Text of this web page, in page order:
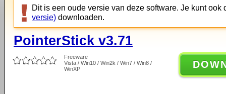
Dit is een oude versie van deze software. Je kunt ook
versie) downloaden.
PointerStick v3.71
Freeware
Vista / Win10 / Win2k / Win7 / Win8 /
WinXP